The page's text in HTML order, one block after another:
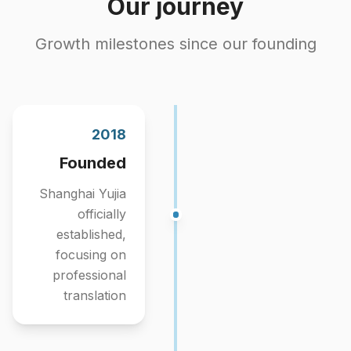
Our journey
Growth milestones since our founding
2018
Founded
Shanghai Yujia
officially
established,
focusing on
professional
translation